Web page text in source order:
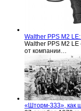
Walther PPS M2
Walther PPS M2
от компании…
«Шторм-333», как